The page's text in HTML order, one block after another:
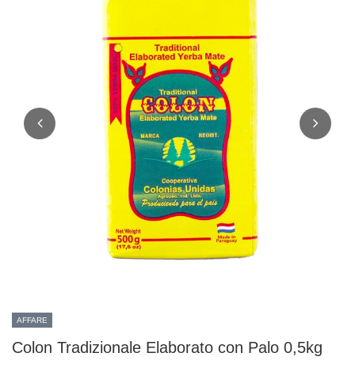
AFFARE
Colon Tradizionale Elaborato con Palo 0,5kg